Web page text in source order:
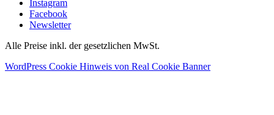
Instagram
Facebook
Newsletter
Alle Preise inkl. der gesetzlichen MwSt.
WordPress Cookie Hinweis von Real Cookie Banner